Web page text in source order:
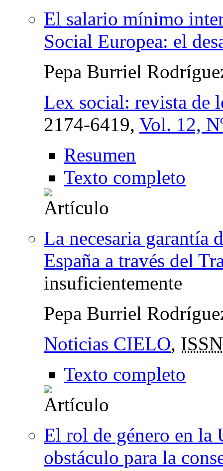
El salario mínimo
Social Europea: el
Pepa Burriel
Lex social: revista de
2174-6419, Vol. 12,
Resumen
Texto completo
La necesaria garantía
España a través del
insuficientemente
Pepa Burriel
Noticias CIELO,
Texto completo
El rol de género en la
obstáculo para la